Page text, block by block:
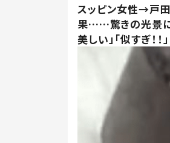
スッピン女性→戸
果……驚きの光景に
美しい」「似すぎ！！」